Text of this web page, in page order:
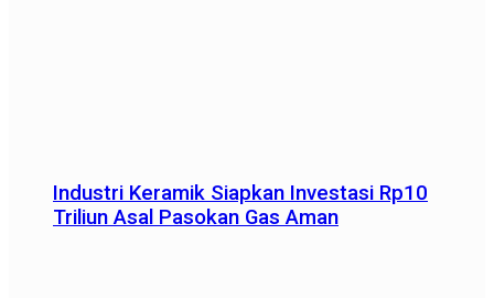
Industri Keramik Siapkan Investasi Rp10
Triliun Asal Pasokan Gas Aman